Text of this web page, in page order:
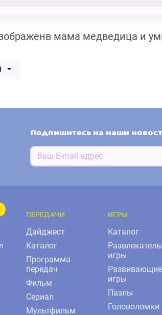
мама медведица и
Подпишитесь на наши
ПЕРЕДАЧИ
Дайджест
Каталог
Программа
передач
Фильм
Сериал
Мультфильм
ИГРЫ
Каталог
игры
Развивающие
игры
Пазлы
Головоломки